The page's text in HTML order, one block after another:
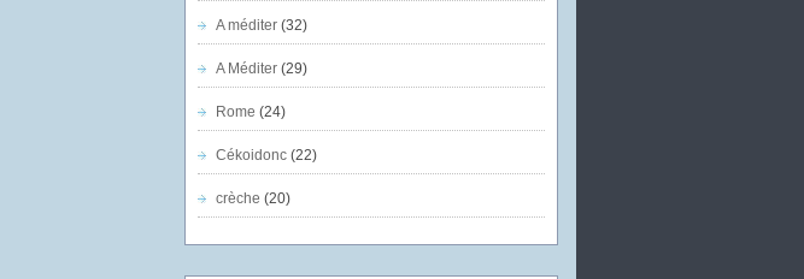
A méditer(32)
A Méditer(29)
Rome (24)
Cékoidonc(22)
crèche (20)